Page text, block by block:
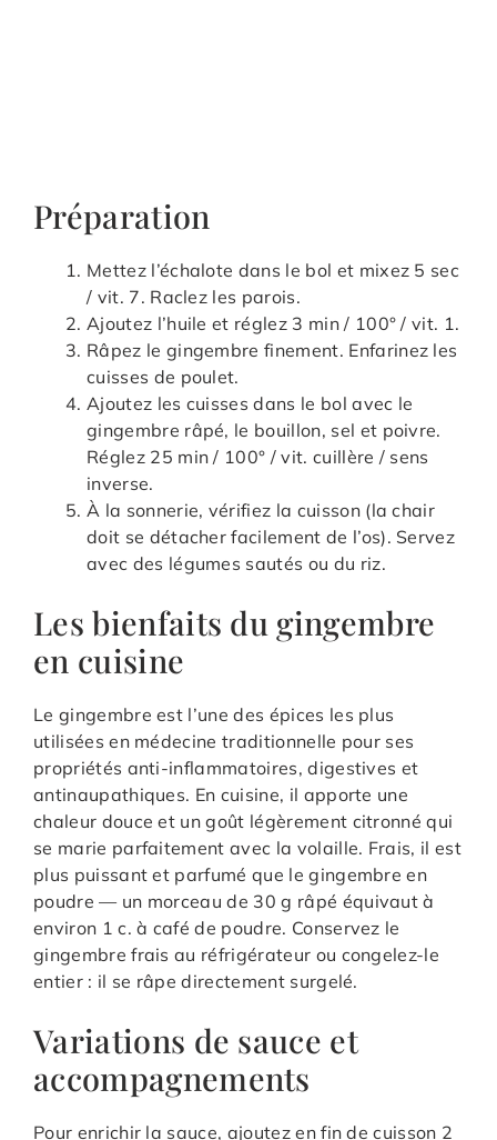
Préparation
Mettez l’échalote dans le bol et mixez 5 sec
/ vit. 7. Raclez les parois.
Ajoutez l’huile et réglez 3 min / 100° / vit. 1.
Râpez le gingembre finement. Enfarinez les
cuisses de poulet.
Ajoutez les cuisses dans le bol avec le
gingembre râpé, le bouillon, sel et poivre.
Réglez 25 min / 100° / vit. cuillère / sens
inverse.
À la sonnerie, vérifiez la cuisson (la chair
doit se détacher facilement de l’os). Servez
avec des légumes sautés ou du riz.
Les bienfaits du gingembre
en cuisine
Le gingembre est l’une des épices les plus
utilisées en médecine traditionnelle pour ses
propriétés anti-inflammatoires, digestives et
antinaupathiques. En cuisine, il apporte une
chaleur douce et un goût légèrement citronné qui
se marie parfaitement avec la volaille. Frais, il est
plus puissant et parfumé que le gingembre en
poudre — un morceau de 30 g râpé équivaut à
environ 1 c. à café de poudre. Conservez le
gingembre frais au réfrigérateur ou congelez-le
entier : il se râpe directement surgelé.
Variations de sauce et
accompagnements
Pour enrichir la sauce, ajoutez en fin de cuisson 2